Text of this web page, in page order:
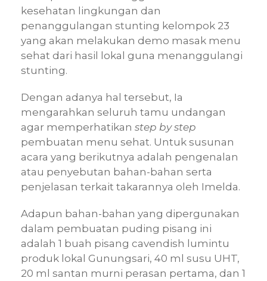
kesehatan lingkungan dan
penanggulangan stunting kelompok 23
yang akan melakukan demo masak menu
sehat dari hasil lokal guna menanggulangi
stunting.
Dengan adanya hal tersebut, Ia
mengarahkan seluruh tamu undangan
agar memperhatikan step by step
pembuatan menu sehat. Untuk susunan
acara yang berikutnya adalah pengenalan
atau penyebutan bahan-bahan serta
penjelasan terkait takarannya oleh Imelda.
Adapun bahan-bahan yang dipergunakan
dalam pembuatan puding pisang ini
adalah 1 buah pisang cavendish lumintu
produk lokal Gunungsari, 40 ml susu UHT,
20 ml santan murni perasan pertama, dan 1